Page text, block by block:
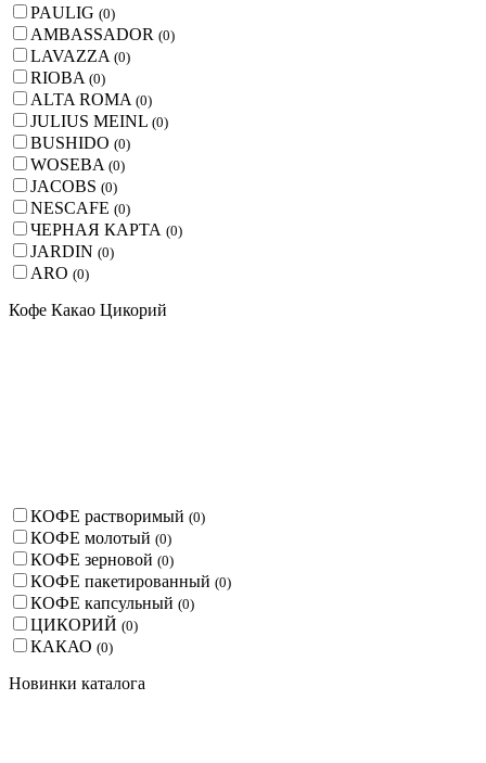
PAULIG (0)
AMBASSADOR (0)
LAVAZZA (0)
RIOBA (0)
ALTA ROMA (0)
JULIUS MEINL (0)
BUSHIDO (0)
WOSEBA (0)
JACOBS (0)
NESCAFE (0)
ЧЕРНАЯ КАРТА (0)
JARDIN (0)
ARO (0)
Кофе Какао Цикорий
КОФЕ растворимый (0)
КОФЕ молотый (0)
КОФЕ зерновой (0)
КОФЕ пакетированный (0)
КОФЕ капсульный (0)
ЦИКОРИЙ (0)
КАКАО (0)
Новинки каталога